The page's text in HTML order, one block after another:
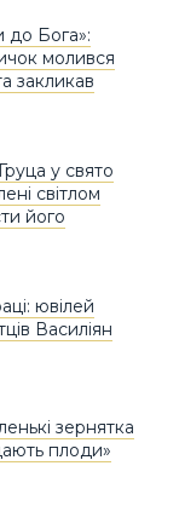
до Бога»:
молився
закликав
у свято
світлом
його
ювілей
Василіян
зернятка
плоди»